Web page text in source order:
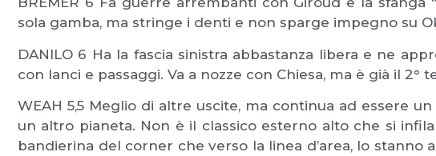
sola gamba, ma stringe i denti e non sparge impegno su
DANILO 6 Ha la fascia sinistra abbastanza libera e ne
con lanci e passaggi. Va a nozze con Chiesa, ma è già il 2°
WEAH 5,5 Meglio di altre uscite, ma continua ad essere
un altro pianeta. Non è il classico esterno alto che si
bandierina del corner che verso la linea d’area, lo stanno